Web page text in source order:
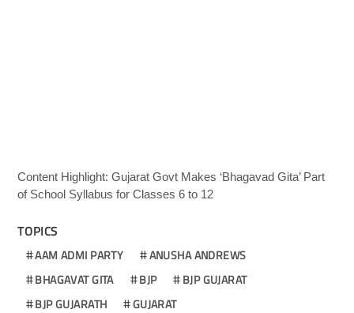
Content Highlight: Gujarat Govt Makes ‘Bhagavad Gita’ Part
of School Syllabus for Classes 6 to 12
TOPICS
AAM ADMI PARTY
ANUSHA ANDREWS
BHAGAVAT GITA
BJP
BJP GUJARAT
BJP GUJARATH
GUJARAT